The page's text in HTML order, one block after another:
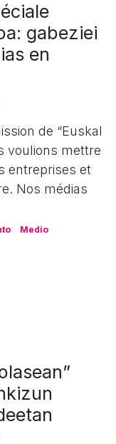
gabeziei
en
de “Euskal
voulions mettre
entreprises et
Nos médias
Medio